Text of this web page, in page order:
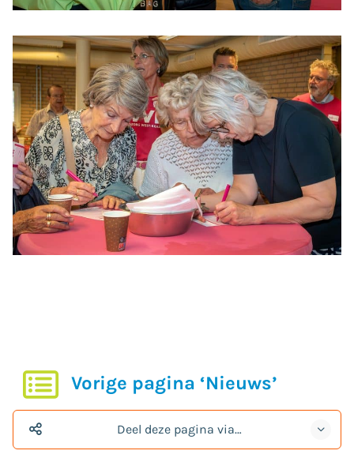
Vorige pagina ‘Nieuws’
Deel deze pagina via…